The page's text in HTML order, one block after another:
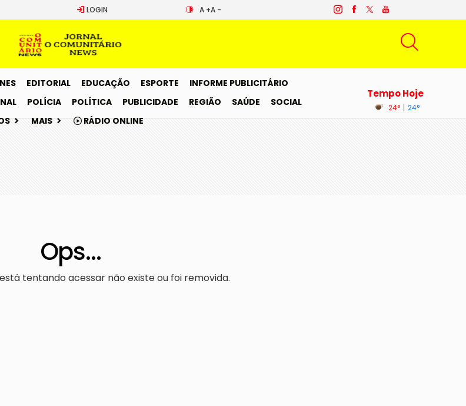
LOGIN A +A -
EDITORIAL EDUCAÇÃO ESPORTE
INFORME PUBLICITÁRIO
POLÍCIA POLÍTICA PUBLICIDADE REGIÃO SAÚDE
SOCIAL
MAIS RÁDIO ONLINE
Tempo Hoje
24° | 24°
Ops...
tentando acessar não existe ou foi removida.